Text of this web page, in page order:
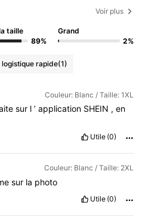
Voir plus
taille
89%
Grand
2%
logistique rapide(1)
Couleur: Blanc / Taille: 1XL
sur l ’ application SHEIN , en
Utile (0)
Couleur: Blanc / Taille: 2XL
sur la photo
Utile (0)